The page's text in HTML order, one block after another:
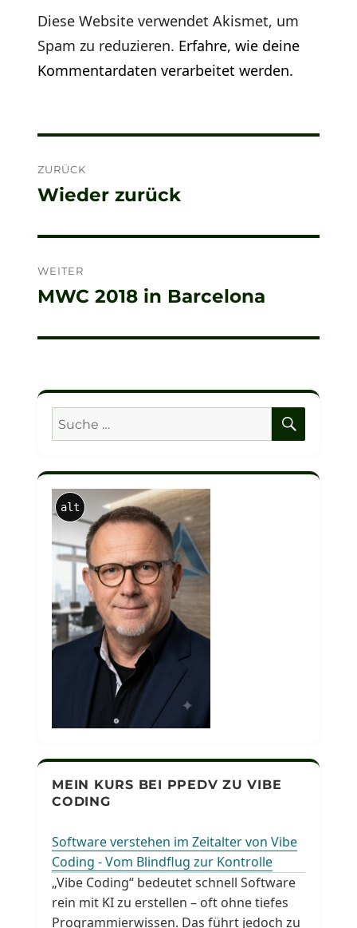
Diese Website verwendet Akismet, um
Spam zu reduzieren. Erfahre, wie deine
Kommentardaten verarbeitet werden.
ZURÜCK
Vorheriger
Wieder zurück
WEITER
Nächster
MWC 2018 in Barcelona
Suche
nach:
alt
MEIN KURS BEI PPEDV ZU VIBE
CODING
Software verstehen im Zeitalter von Vibe
Coding - Vom Blindflug zur Kontrolle
„Vibe Coding“ bedeutet schnell Software
rein mit KI zu erstellen – oft ohne tiefes
Programmierwissen. Das führt jedoch zu